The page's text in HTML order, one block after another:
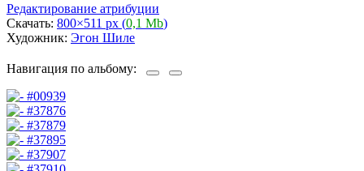
Редактирование атрибуции
Скачать: 800×511 px (0,1 Mb)
Художник: Эгон Шиле
Навигация по альбому: